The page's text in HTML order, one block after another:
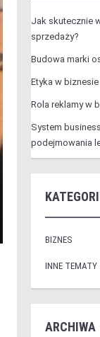
Jak skutecznie
sprzedaży?
Budowa marki
Etyka w
Rola reklamy w
System
podejmowania
BIZNES
INNE TEMATY
ARCHIWA